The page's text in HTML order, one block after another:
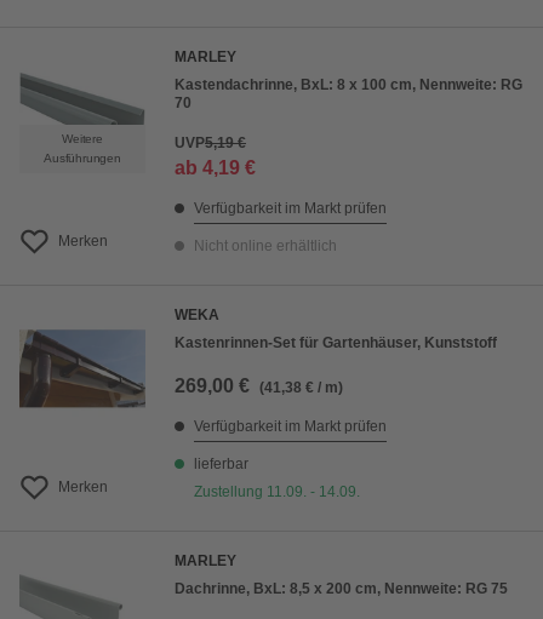
Weitere
Ausführungen
Merken
MARLEY
Kastendachrinne, BxL: 8 x 100 cm, Nennweite: RG
70
UVP5,19 €
ab 4,19 €
Verfügbarkeit im Markt prüfen
Nicht online erhältlich
Merken
WEKA
Kastenrinnen-Set für Gartenhäuser, Kunststoff
269,00 € (41,38 € / m)
Verfügbarkeit im Markt prüfen
lieferbar
Zustellung 11.09. - 14.09.
MARLEY
Dachrinne, BxL: 8,5 x 200 cm, Nennweite: RG 75